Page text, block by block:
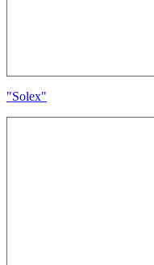
"Solex"